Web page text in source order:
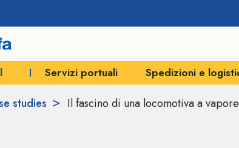
Spedizioni e logistica Trasporto
studies Il fascino di una locomotiva a